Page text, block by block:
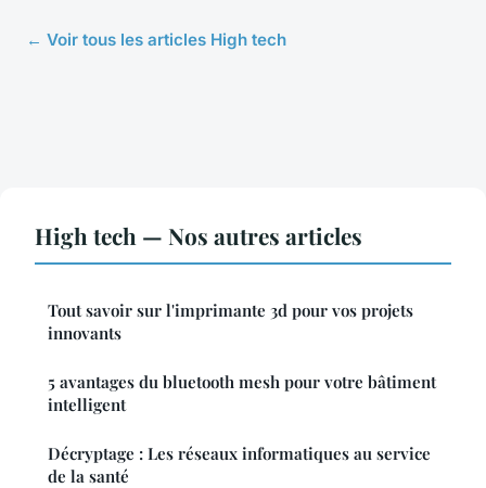
← Voir tous les articles High tech
High tech — Nos autres articles
Tout savoir sur l'imprimante 3d pour vos projets
innovants
5 avantages du bluetooth mesh pour votre bâtiment
intelligent
Décryptage : Les réseaux informatiques au service
de la santé